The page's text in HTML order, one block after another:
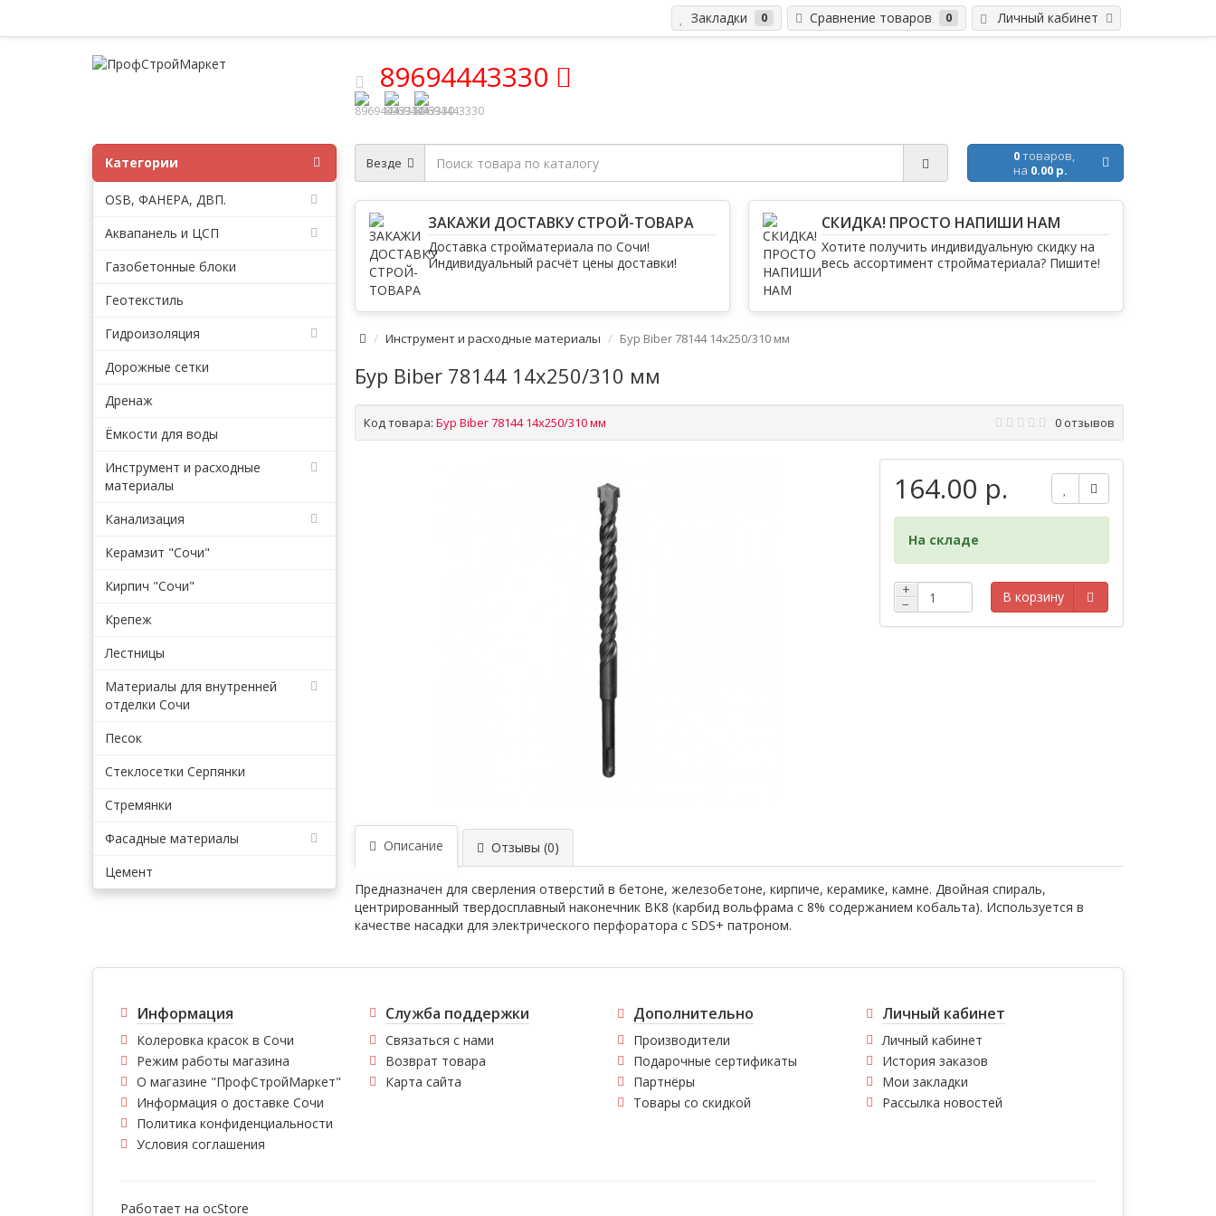
Личный кабинет
Закладки 0 Сравнение товаров 0
89694443330
Везде 0товаров,
на 0.00 р.
Категории
OSB, ФАНЕРА, ДВП.
Аквапанель и ЦСП
Газобетонные блоки
Геотекстиль
Гидроизоляция
Дорожные сетки
Дренаж
Ёмкости для воды
Инструмент и расходные
материалы
Канализация
Керамзит "Сочи"
Кирпич "Сочи"
Крепеж
Лестницы
Материалы для внутренней
отделки Сочи
Песок
Стеклосетки Серпянки
Стремянки
Фасадные материалы
Цемент
ЗАКАЖИ ДОСТАВКУ СТРОЙ-ТОВАРА
Доставка стройматериала по Сочи!
Индивидуальный расчёт цены доставки!
СКИДКА! ПРОСТО НАПИШИ НАМ
Хотите получить индивидуальную скидку на
весь ассортимент стройматериала? Пишите!
Инструмент и расходные материалы Бур Biber 78144 14х250/310 мм
Бур Biber 78144 14х250/310 мм
Код товара: Бур Biber 78144 14х250/310 мм 0 отзывов
164.00 р.
На складе
+
−
В корзину
Описание Отзывы (0)
Предназначен для сверления отверстий в бетоне, железобетоне, кирпиче, керамике, камне. Двойная спираль,
центрированный твердосплавный наконечник ВК8 (карбид вольфрама с 8% содержанием кобальта). Используется в
качестве насадки для электрического перфоратора с SDS+ патроном.
Информация
Колеровка красок в Сочи
Режим работы магазина
О магазине "ПрофСтройМаркет"
Информация о доставке Сочи
Политика конфиденциальности
Условия соглашения
Служба поддержки
Связаться с нами
Возврат товара
Карта сайта
Дополнительно
Производители
Подарочные сертификаты
Партнёры
Товары со скидкой
Личный кабинет
Личный кабинет
История заказов
Мои закладки
Рассылка новостей
Работает на ocStore